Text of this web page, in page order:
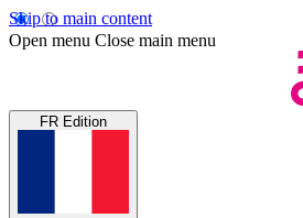
Skip to main content
Open menu Close main menu
FR Edition